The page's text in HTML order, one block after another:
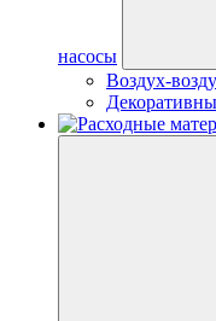
насосы
Воздух-